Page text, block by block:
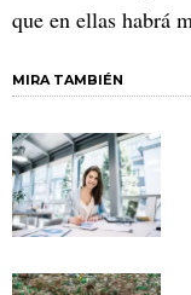
que en ellas habrá
MIRA TAMBIÉN